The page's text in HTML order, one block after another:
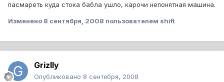
пасмареть куда стока бабла ушло, карочи непонятная машина.
Изменено 8 сентября, 2008 пользователем shift
Grizlly
Опубликовано 8 сентября, 2008